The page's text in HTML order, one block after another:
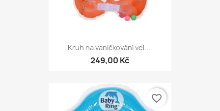
Kruh na vaničkování vel....
249,00 Kč
favorite_border